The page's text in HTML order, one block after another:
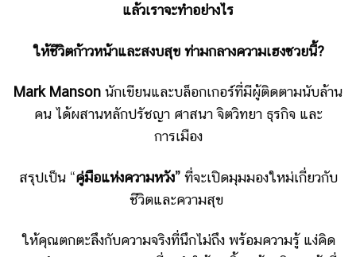
แล้วเราจะทำอย่างไร
ให้ชีวิตก้าวหน้าและสงบสุข ท่ามกลางความเฮงซวยนี้?
Mark Manson นักเขียนและบล็อกเกอร์ที่มีผู้ติดตามนับล้าน
คน ได้ผสานหลักปรัชญา ศาสนา จิตวิทยา ธุรกิจ และ
การเมือง
สรุปเป็น “คู่มือแห่งความหวัง” ที่จะเปิดมุมมองใหม่เกี่ยวกับ
ชีวิตและความสุข
ให้คุณตกตะลึงกับความจริงที่นึกไม่ถึง พร้อมความรู้ แง่คิด